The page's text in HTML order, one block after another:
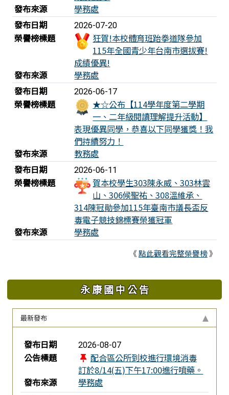
發布來源
學務處
發布日期
2026-07-20
榮譽榜標題
狂賀!本校體育班跆拳道隊參加
115年全國青少年台南市選拔賽!
成績優異!
發布來源
學務處
發布日期
2026-06-17
榮譽榜標題
★☆公布【114學年度第二學期
一、二年級閱讀理解提升活動】
表現優異同學，恭喜以下同學獲獎！我
們持續努力！
發布來源
教務處
發布日期
2026-06-11
榮譽榜標題
賀本校學生303陳永威、303林雲
山、306候聖祐、308溫維承、
314陳冠勛參加115年臺南市議長盃反
毒電子競技錦標賽榮獲冠軍
發布來源
學務處
《點此觀看完整榮譽榜》
永 康 國 中 公 告
最新發布
新聞列表
發布日期 2026-08-07
公告標題
配合區公所到校進行環境消毒
訂於8/14(五)下午17:00進行噴藥。
發布來源
學務處